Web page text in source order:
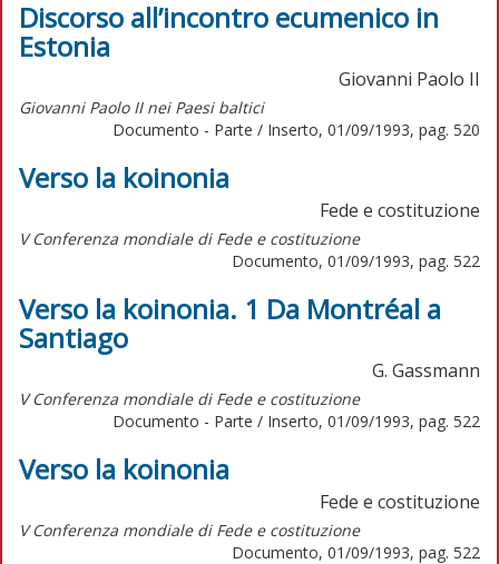
Discorso all’incontro ecumenico in
Estonia
Giovanni Paolo II
Giovanni Paolo II nei Paesi baltici
Documento - Parte / Inserto, 01/09/1993, pag. 520
Verso la koinonia
Fede e costituzione
V Conferenza mondiale di Fede e costituzione
Documento, 01/09/1993, pag. 522
Verso la koinonia. 1 Da Montréal a
Santiago
G. Gassmann
V Conferenza mondiale di Fede e costituzione
Documento - Parte / Inserto, 01/09/1993, pag. 522
Verso la koinonia
Fede e costituzione
V Conferenza mondiale di Fede e costituzione
Documento, 01/09/1993, pag. 522